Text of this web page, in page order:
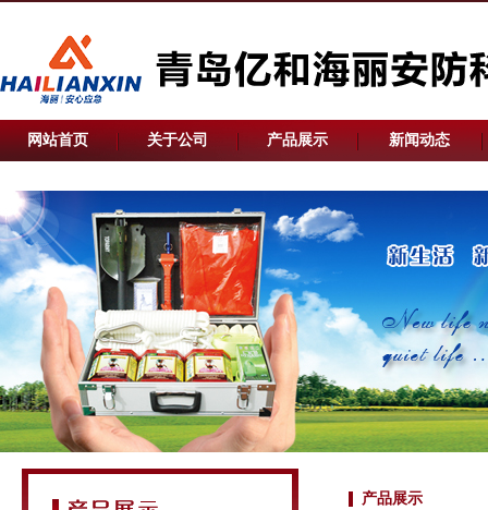
网站首页 关于公司 产品展示 新闻动态
产品展示